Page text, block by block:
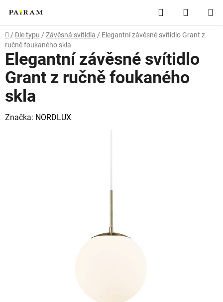
obsah
Hledat
KOŠÍK
Domů
/ Dle typu / Závěsná svítidla / Elegantní závěsné svítidlo Grant z
ručně foukaného skla
Elegantní závěsné svítidlo
Grant z ručně foukaného
skla
Značka: NORDLUX